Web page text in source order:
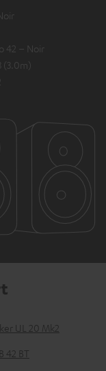
42 – Noir
(3.0m)
UL 20 Mk2
42 BT